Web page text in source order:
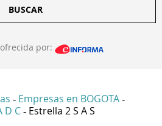
BUSCAR
por:
- Empresas en BOGOTA -
D C - Estrella 2 S A S